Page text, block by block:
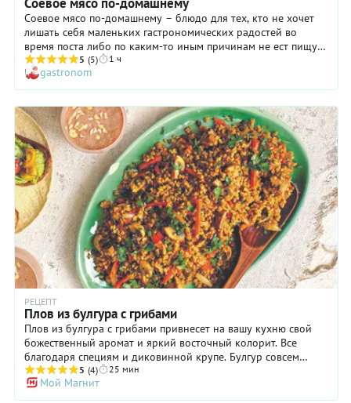
Соевое мясо по-домашнему – блюдо для тех, кто не хочет
лишать себя маленьких гастрономических радостей во
время поста либо по каким-то иным причинам не ест пищу
животного происхождения. Жаркое из соевого мяса
получится таким же по содержанию и по вкусу, как и блюдо
из обычного мяса. Уверены, даже завзятые мясоеды не
почувствуют разницы. Соя, из которой производится
растительное мясо, содержит много белка, поэтому
считается очень питательным продуктом. При этом в соевом
мясе полностью отсутствует вредный холестерин, что пойдет
здоровью только на пользу.
5 (5) 1 ч
gastronom
РЕЦЕПТ
Плов из булгура с грибами
Плов из булгура с грибами привнесет на вашу кухню свой
божественный аромат и яркий восточный колорит. Все
благодаря специям и диковинной крупе. Булгур совсем
недавно появился на прилавках наших магазинов, но его
уже не одну 1000 лет чтят на Ближнем Востоке, в
Средиземноморье, Армении и Индии. А в Китае он с
5 (4) 25 мин
Мой Магнит